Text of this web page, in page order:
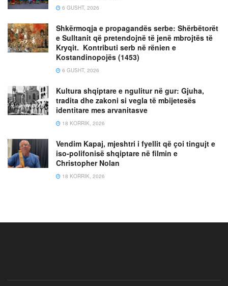
6 GUSHT, 2026
Shkërmoqja e propagandës serbe: Shërbëtorët
e Sulltanit që pretendojnë të jenë mbrojtës të
Kryqit. Kontributi serb në rënien e
Kostandinopojës (1453)
6 GUSHT, 2026
Kultura shqiptare e ngulitur në gur: Gjuha,
tradita dhe zakoni si vegla të mbijetesës
identitare mes arvanitasve
18 KORRIK, 2026
Vendim Kapaj, mjeshtri i fyellit që çoi tingujt e
iso-polifonisë shqiptare në filmin e
Christopher Nolan
18 KORRIK, 2026